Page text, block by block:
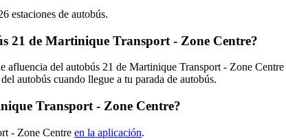
estaciones de autobús.
21 de Martinique Transport - Zone Centre?
afluencia del autobús 21 de Martinique Transport - Zone Centre
autobús cuando llegue a tu parada de autobús.
Transport - Zone Centre?
- Zone Centre en la aplicación.